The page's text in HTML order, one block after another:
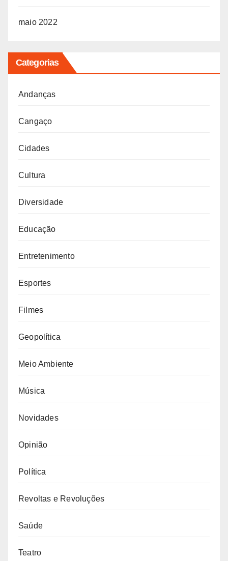
maio 2022
Categorias
Andanças
Cangaço
Cidades
Cultura
Diversidade
Educação
Entretenimento
Esportes
Filmes
Geopolítica
Meio Ambiente
Música
Novidades
Opinião
Política
Revoltas e Revoluções
Saúde
Teatro